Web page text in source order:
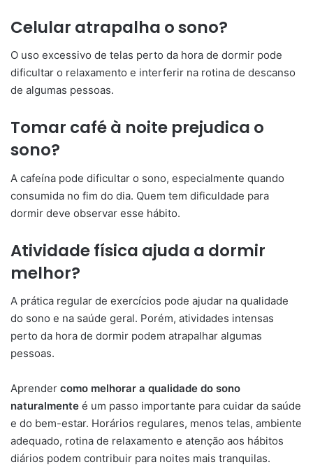
Celular atrapalha o sono?
O uso excessivo de telas perto da hora de dormir pode
dificultar o relaxamento e interferir na rotina de descanso
de algumas pessoas.
Tomar café à noite prejudica o
sono?
A cafeína pode dificultar o sono, especialmente quando
consumida no fim do dia. Quem tem dificuldade para
dormir deve observar esse hábito.
Atividade física ajuda a dormir
melhor?
A prática regular de exercícios pode ajudar na qualidade
do sono e na saúde geral. Porém, atividades intensas
perto da hora de dormir podem atrapalhar algumas
pessoas.
Aprender como melhorar a qualidade do sono
naturalmente é um passo importante para cuidar da saúde
e do bem-estar. Horários regulares, menos telas, ambiente
adequado, rotina de relaxamento e atenção aos hábitos
diários podem contribuir para noites mais tranquilas.